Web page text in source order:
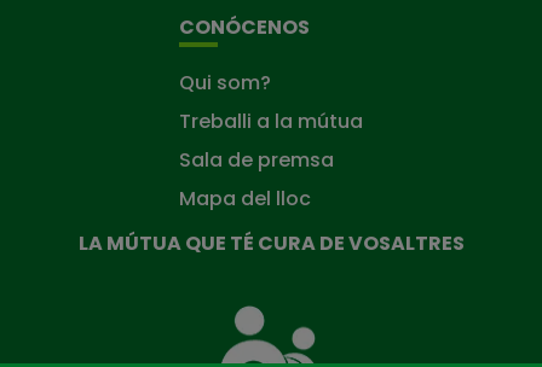
CONÓCENOS
Qui som?
Treballi a la mútua
Sala de premsa
Mapa del lloc
LA MÚTUA QUE TÉ CURA DE VOSALTRES
Mútua
que